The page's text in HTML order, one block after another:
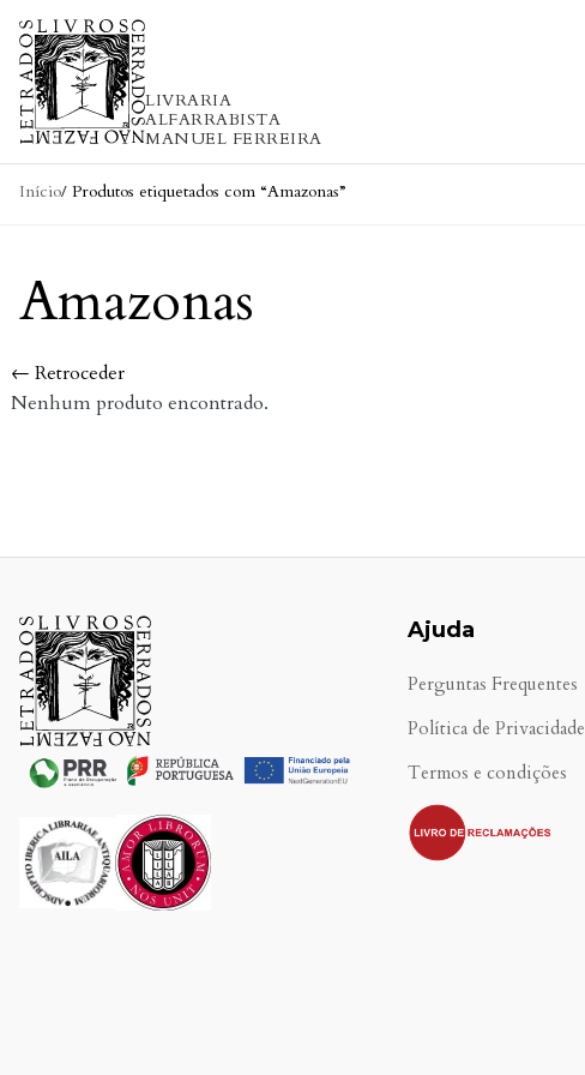
Skip to content
LIVRARIA
ALFARRABISTA
MANUEL FERREIRA
Início/ Produtos etiquetados com “Amazonas”
Amazonas
← Retroceder
Nenhum produto encontrado.
Ajuda
Perguntas Frequentes
Política de Privacidade
Termos e condições
.